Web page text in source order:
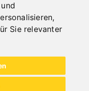
,
Sie relevanter